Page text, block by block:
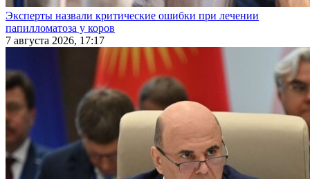
Эксперты назвали критические ошибки при лечении
папилломатоза у коров
7 августа 2026, 17:17